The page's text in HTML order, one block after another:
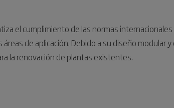
el cumplimiento de las normas
de aplicación. Debido a su diseño modular y
la renovación de plantas existentes.